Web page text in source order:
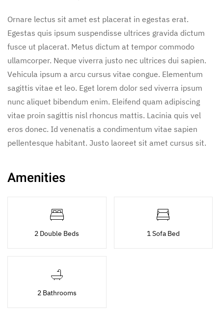
Ornare lectus sit amet est placerat in egestas erat.
Egestas quis ipsum suspendisse ultrices gravida dictum
fusce ut placerat. Metus dictum at tempor commodo
ullamcorper. Neque viverra justo nec ultrices dui sapien.
Vehicula ipsum a arcu cursus vitae congue. Elementum
sagittis vitae et leo. Eget lorem dolor sed viverra ipsum
nunc aliquet bibendum enim. Eleifend quam adipiscing
vitae proin sagittis nisl rhoncus mattis. Lacinia quis vel
eros donec. Id venenatis a condimentum vitae sapien
pellentesque habitant. Justo laoreet sit amet cursus sit.
Amenities
2 Double Beds 1 Sofa Bed
2 Bathrooms